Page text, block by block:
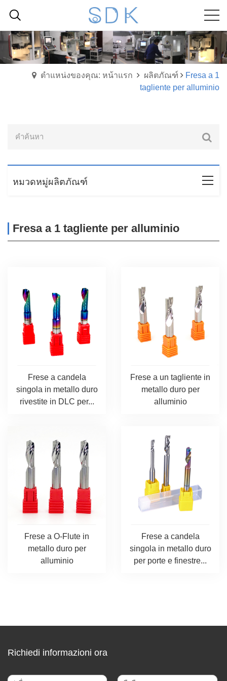
ตำแหน่งของคุณ: หน้าแรก ผลิตภัณฑ์
Fresa a 1
tagliente per alluminio
หมวดหมู่ผลิตภัณฑ์
Fresa a 1 tagliente per alluminio
Frese a candela
singola in metallo duro
rivestite in DLC per...
Frese a un tagliente in
metallo duro per
alluminio
Frese a O-Flute in
metallo duro per
alluminio
Frese a candela
singola in metallo duro
per porte e finestre...
Richiedi informazioni ora